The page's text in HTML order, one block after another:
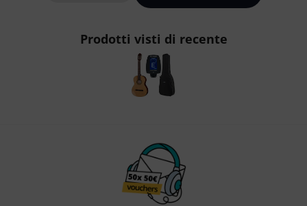
Prodotti visti di recente